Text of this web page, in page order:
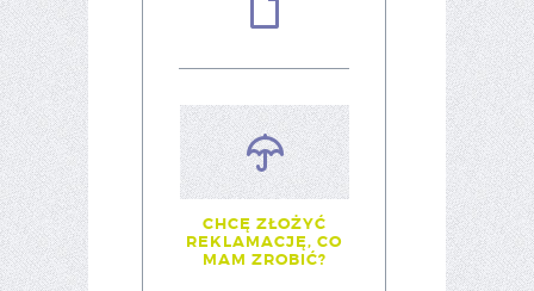
CHCĘ ZŁOŻYĆ
REKLAMACJĘ, CO
MAM ZROBIĆ?